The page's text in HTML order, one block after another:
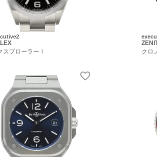
スプローラーⅠ
クロ